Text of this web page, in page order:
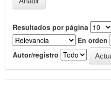
Resultados por página
En orden
Autor/registro